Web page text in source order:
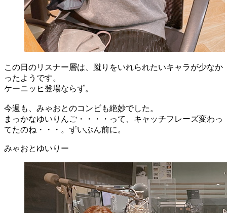
この日のリスナー層は、蹴りをいれられたいキャラが少なか
ったようです。
ケーニッヒ登場ならず。
今週も、みゃおとのコンビも絶妙でした。
まっかなゆいりんご・・・・って、キャッチフレーズ変わっ
てたのね・・・。ずいぶん前に。
みゃおとゆいりー